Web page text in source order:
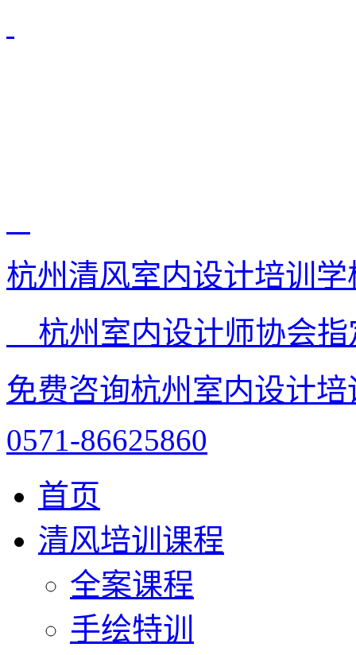
杭州清风室内设计培训学
杭州室内设计师协会
免费咨询杭州室内设计
0571-86625860
首页
清风培训课程
全案课程
手绘特训